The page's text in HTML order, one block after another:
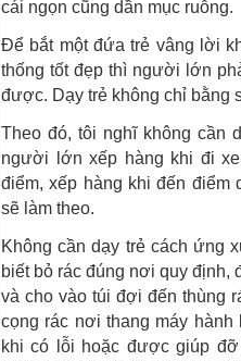
cái ngọn cũng dần mục ruỗng.
Để bắt một đứa trẻ vâng lời
thống tốt đẹp thì người lớn
được. Dạy trẻ không chỉ bằng
Theo đó, tôi nghĩ không cần
người lớn xếp hàng khi đi
điểm, xếp hàng khi đến
sẽ làm theo.
Không cần dạy trẻ cách ứng
biết bỏ rác đúng nơi quy định,
và cho vào túi đợi đến thùng
cọng rác nơi thang máy
khi có lỗi hoặc được giúp